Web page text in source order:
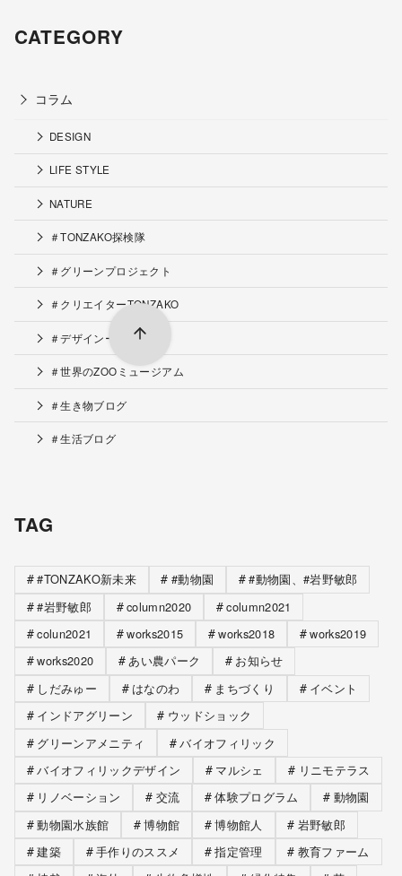
CATEGORY
コラム
DESIGN
LIFE STYLE
NATURE
＃TONZAKO探検隊
＃グリーンプロジェクト
＃クリエイターTONZAKO
＃デザインー工夫
＃世界のZOOミュージアム
＃生き物ブログ
＃生活ブログ
TAG
#TONZAKO新未来 #動物園
#動物園、#岩野敏郎
#岩野敏郎
column2020
column2021
colun2021
works2015 works2018
works2019
works2020
あい農パーク
お知らせ
しだみゅー
はなのわ まちづくり
イベント
インドアグリーン
ウッドショック
グリーンアメニティ
バイオフィリック
バイオフィリックデザイン
マルシェ
リニモテラス
リノベーション
交流 体験プログラム
動物園
動物園水族館
博物館 博物館人
岩野敏郎
建築
手作りのススメ 指定管理
教育ファーム